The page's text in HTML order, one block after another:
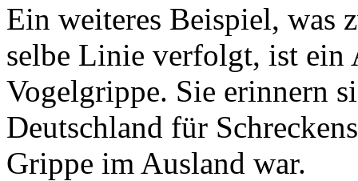
Ein weiteres Beispiel, was
selbe Linie verfolgt, ist
Vogelgrippe. Sie erinnern
Deutschland für
Grippe im Ausland war.